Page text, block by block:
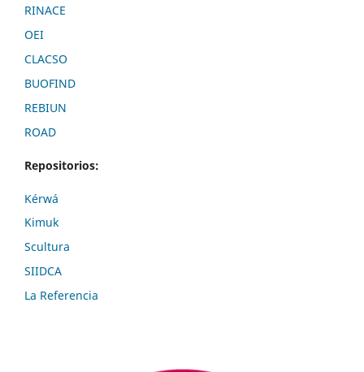
RINACE
OEI
CLACSO
BUOFIND
REBIUN
ROAD
Repositorios:
Kérwá
Kimuk
Scultura
SIIDCA
La Referencia